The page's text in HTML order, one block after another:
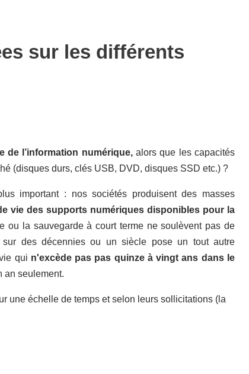
sur les différents
de l’information numérique,alors que les capacités
(disques durs, clés USB, DVD, disques SSD etc.) ?
important : nos sociétés produisent des masses
vie des supports numériques disponibles pour la
ou la sauvegarde à court terme ne soulèvent pas de
des décennies ou un siècle pose un tout autre
qui n'excède pas pas quinze à vingt ans dans le
an seulement.
une échelle de temps et selon leurs sollicitations (la